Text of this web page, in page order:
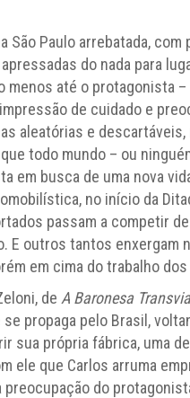
São Paulo arrebatada,
do nada para
menos até o protagonista
de cuidado e
aleatórias e
todo mundo – ou
em busca de uma nova
no início da
passam a competir
E outros tantos enxergam
em cima do trabalho
de A Baronesa
propaga pelo Brasil,
sua própria fábrica, uma
ele que Carlos arruma
preocupação do